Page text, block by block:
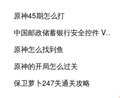
原神45期怎么打
中国邮政储蓄银行安全控件 V2.3.3.40 官方最新版（中国邮政储蓄银行安全控件 V2.3.3.40 官方最新版功能简介）
原神怎么找到鱼
原神的开局怎么过关
保卫萝卜247关通关攻略